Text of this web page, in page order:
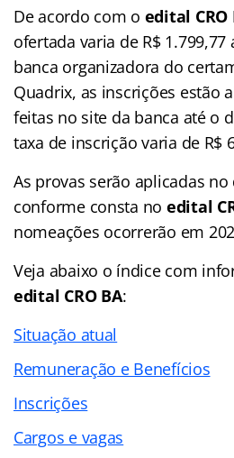
De acordo com o edital CRO
ofertada varia de R$ 1.799,77
banca organizadora do
Quadrix, as inscrições estão
feitas no site da banca até o
taxa de inscrição varia de R$
As provas serão aplicadas
conforme consta no edital
nomeações ocorrerão em
Veja abaixo o índicecom
edital CRO BA:
Situação atual
Remuneração e Benefícios
Inscrições
Cargos e vagas